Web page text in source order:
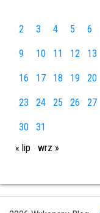
2 3 4 5 6
9 10 11 12 13
16 17 18 19 20
23 24 25 26 27
30
31
« lip
wrz »